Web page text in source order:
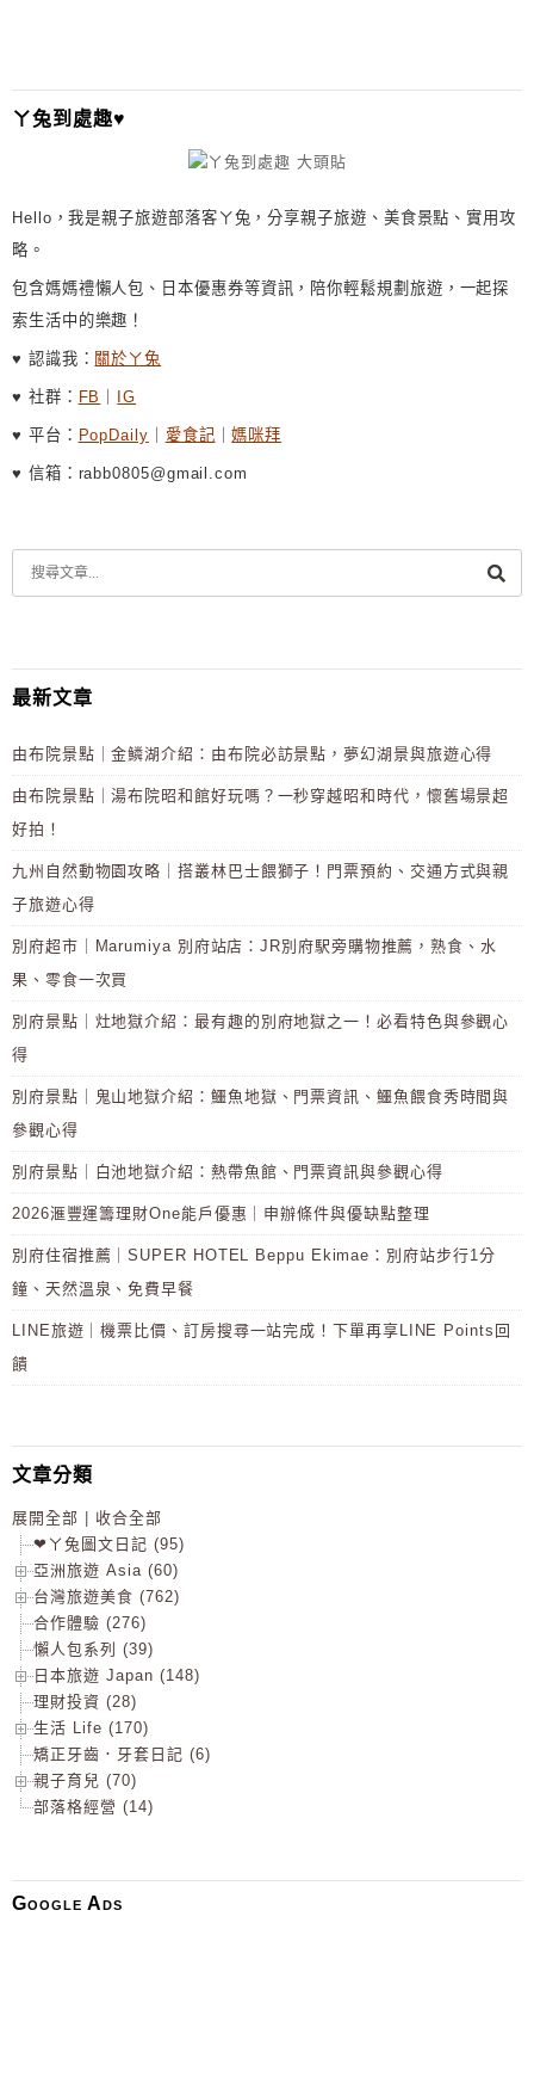
I
V
ㄚ兔到處趣♥
Hello，我是親子旅遊部落客ㄚ兔，分享親子旅遊、美食景點、實用攻
略。
包含媽媽禮懶人包、日本優惠券等資訊，陪你輕鬆規劃旅遊，一起探
索生活中的樂趣！
♥ 認識我： 關於ㄚ兔
♥ 社群： FB IG
♥ 平台： PopDaily 愛食記 ｜媽咪拜
♥ 信箱：rabb0805@gmail.com
最新文章
由布院景點｜金鱗湖介紹：由布院必訪景點，夢幻湖景與旅遊心得
由布院景點｜湯布院昭和館好玩嗎？一秒穿越昭和時代，懷舊場景超
好拍！
九州自然動物園攻略｜搭叢林巴士餵獅子！門票預約、交通方式與親
子旅遊心得
別府超市｜Marumiya 別府站店：JR別府駅旁購物推薦，熟食、水
果、零食一次買
別府景點｜灶地獄介紹：最有趣的別府地獄之一！必看特色與參觀心
得
別府景點｜鬼山地獄介紹：鱷魚地獄、門票資訊、鱷魚餵食秀時間與
參觀心得
別府景點｜白池地獄介紹：熱帶魚館、門票資訊與參觀心得
2026滙豐運籌理財One能戶優惠｜申辦條件與優缺點整理
別府住宿推薦｜SUPER HOTEL Beppu Ekimae：別府站步行1分
鐘、天然溫泉、免費早餐
LINE旅遊｜機票比價、訂房搜尋一站完成！下單再享LINE Points回
饋
文章分類
展開全部
收合全部
❤ㄚ兔圖文日記 (95)
亞洲旅遊 Asia (60)
台灣旅遊美食 (762)
合作體驗 (276)
懶人包系列 (39)
日本旅遊 Japan (148)
理財投資 (28)
生活 Life (170)
矯正牙齒．牙套日記 (6)
親子育兒 (70)
部落格經營 (14)
Google Ads